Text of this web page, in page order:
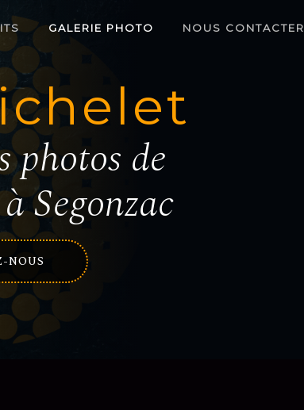
GALERIE PHOTO NOUS CONTACTER
photos de
Segonzac
NOUS